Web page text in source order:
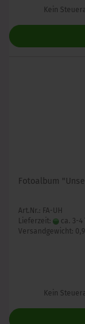
Kein
Fotoalbum
Art.Nr.: FA-UH
Lieferzeit:
ca. 3-4
Versandgewicht: 0,9
Kein